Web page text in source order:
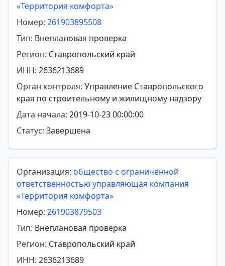
«Территория комфорта»
Номер: 261903895508
Тип: Внеплановая проверка
Регион: Ставропольский край
ИНН: 2636213689
Орган контроля: Управление Ставропольского
края по строительному и жилищному надзору
Дата начала: 2019-10-23 00:00:00
Статус: Завершена
Организация: общество с ограниченной
ответственностью управляющая компания
«Территория комфорта»
Номер: 261903879503
Тип: Внеплановая проверка
Регион: Ставропольский край
ИНН: 2636213689